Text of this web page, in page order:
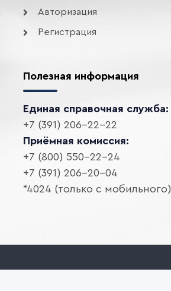
Авторизация
Регистрация
Полезная информация
Единая справочная служба:
+7 (391) 206-22-22
Приёмная комиссия:
+7 (800) 550-22-24
+7 (391) 206-20-04
*4024 (только с мобильного)